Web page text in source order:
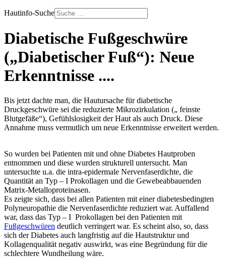
Hautinfo-Suche
Diabetische Fußgeschwüre
(„Diabetischer Fuß“): Neue
Erkenntnisse ....
Bis jetzt dachte man, die Hautursache für diabetische
Druckgeschwüre sei die reduzierte Mikrozirkulation („ feinste
Blutgefäße“), Gefühlslosigkeit der Haut als auch Druck. Diese
Annahme muss vermutlich um neue Erkenntnisse erweitert werden.
So wurden bei Patienten mit und ohne Diabetes Hautproben
entnommen und diese wurden strukturell untersucht. Man
untersuchte u.a. die intra-epidermale Nervenfaserdichte, die
Quantität an Typ – I Prokollagen und die Gewebeabbauenden
Matrix-Metalloproteinasen.
Es zeigte sich, dass bei allen Patienten mit einer diabetesbedingten
Polyneuropathie die Nervenfaserdichte reduziert war. Auffallend
war, dass das Typ – I Prokollagen bei den Patienten mit
Fußgeschwüren deutlich verringert war. Es scheint also, so, dass
sich der Diabetes auch langfristig auf die Hautstruktur und
Kollagenqualität negativ auswirkt, was eine Begründung für die
schlechtere Wundheilung wäre.